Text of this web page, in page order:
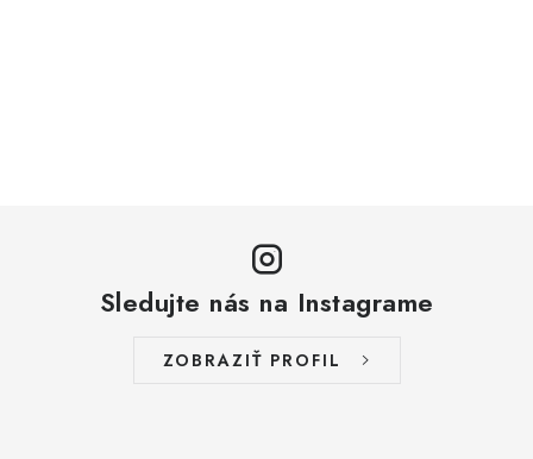
Sledujte nás na Instagrame
ZOBRAZIŤ PROFIL